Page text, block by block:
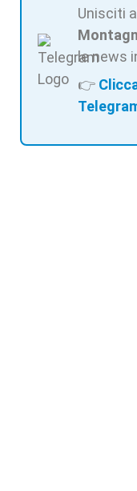
Unisciti al
le news
👉